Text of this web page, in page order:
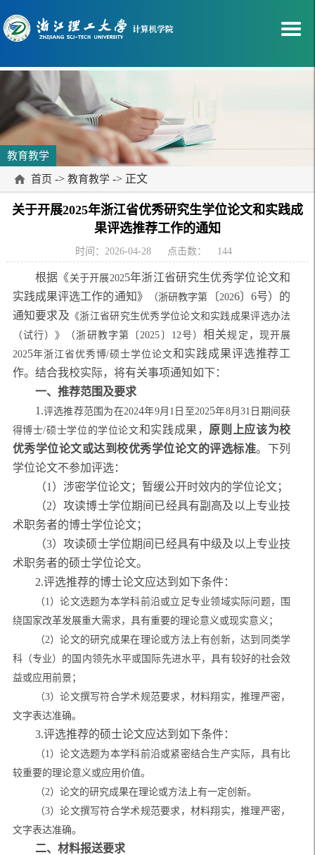
教育教学
首页 -> 教育教学 -> 正文
关于开展2025年浙江省优秀研究生学位论文和实践成
果评选推荐工作的通知
时间：2026-04-28 点击数： 144
根据 《 关于开展2025年浙江省研究生优秀学位论文和
实践成果评选工作的通知》 （浙研教字第 〔2026〕 6号） 的
通知要求及 《浙江省研究生优秀学位论文和实践成果评选办法
（试行）》（浙研教字第〔2025〕12号）相关规定，现开展
2025年浙江省优秀博/硕士学位论文和实践成果评选推荐工
作。结合我校实际，将有关事项通知如下：
一、推荐范围及要求
1.评选推荐范围为在2024年9月1日至2025年8月31日期间获
得博士/硕士学位的学位论文和实践成果， 原则上应该为校
优秀学位论文或达到校优秀学位论文的评选标准。下列
学位论文不参加评选：
（1 ） 涉密学位论文； 暂缓公开时效内的学位论文；
（2）攻读博士学位期间已经具有副高及以上专业技
术职务者的博士学位论文；
（3）攻读硕士学位期间已经具有中级及以上专业技
术职务者的硕士学位论文。
2.评选推荐的博士论文应达到如下条件：
（1）论文选题为本学科前沿或立足专业领域实际问题，围
绕国家改革发展重大需求，具有重要的理论意义或现实意义；
（2）论文的研究成果在理论或方法上有创新，达到同类学
科（专业）的国内领先水平或国际先进水平，具有较好的社会效
益或应用前景；
（3）论文撰写符合学术规范要求，材料翔实，推理严密，
文字表达准确。
3.评选推荐的硕士论文应达到如下条件：
（1）论文选题为本学科前沿或紧密结合生产实际，具有比
较重要的理论意义或应用价值。
（2）论文的研究成果在理论或方法上有一定创新。
（3）论文撰写符合学术规范要求，材料翔实，推理严密，
文字表达准确。
二、材料报送要求